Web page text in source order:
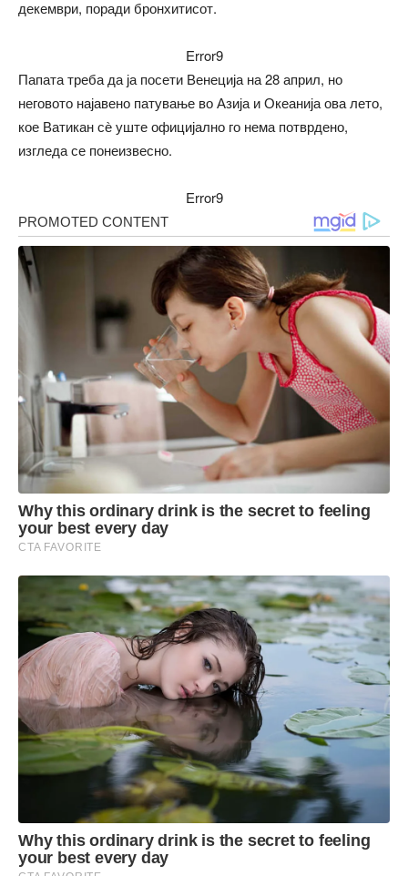
декември, поради бронхитисот.
Error9
Папата треба да ја посети Венеција на 28 април, но
неговото најавено патување во Азија и Океанија ова лето,
кое Ватикан сѐ уште официјално го нема потврдено,
изгледа се понеизвесно.
Error9